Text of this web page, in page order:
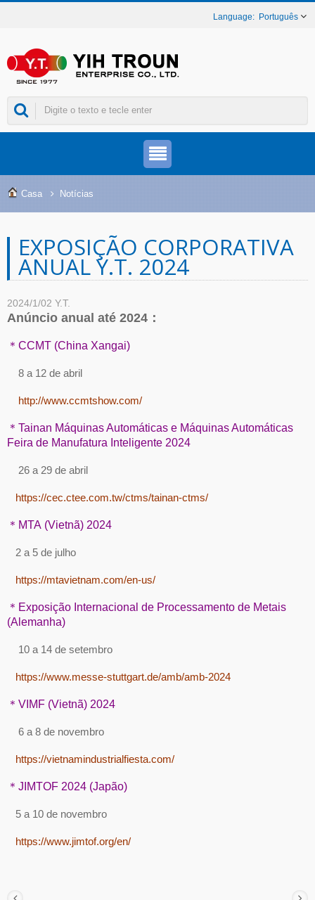
Português
Casa Notícias
EXPOSIÇÃO CORPORATIVA
ANUAL Y.T. 2024
2024/1/02 Y.T.
Anúncio anual até 2024：
＊CCMT (China Xangai)
8 a 12 de abril
http://www.ccmtshow.com/
＊Tainan Máquinas Automáticas e Máquinas Automáticas
Feira de Manufatura Inteligente 2024
26 a 29 de abril
https://cec.ctee.com.tw/ctms/tainan-ctms/
＊MTA (Vietnã) 2024
2 a 5 de julho
https://mtavietnam.com/en-us/
＊Exposição Internacional de Processamento de Metais
(Alemanha)
10 a 14 de setembro
https://www.messe-stuttgart.de/amb/amb-2024
＊VIMF (Vietnã) 2024
6 a 8 de novembro
https://vietnamindustrialfiesta.com/
＊JIMTOF 2024 (Japão)
5 a 10 de novembro
https://www.jimtof.org/en/